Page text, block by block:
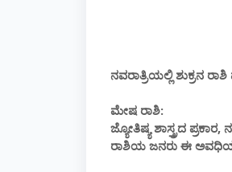
ನವರಾತ್ರಿಯಲ್ಲಿ ಶುಕ್ರನ
ಮೇಷ ರಾಶಿ:
ಜ್ಯೋತಿಷ್ಯ ಶಾಸ್ತ್ರದ
ರಾಶಿಯ ಜನರು ಈ